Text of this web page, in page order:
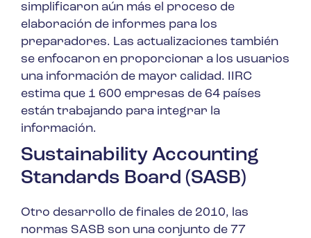
simplificaron aún más el proceso de
elaboración de informes para los
preparadores. Las actualizaciones también
se enfocaron en proporcionar a los usuarios
una información de mayor calidad. IIRC
estima que 1 600 empresas de 64 países
están trabajando para integrar la
información.
Sustainability Accounting
Standards Board (SASB)
Otro desarrollo de finales de 2010, las
normas SASB son una conjunto de 77